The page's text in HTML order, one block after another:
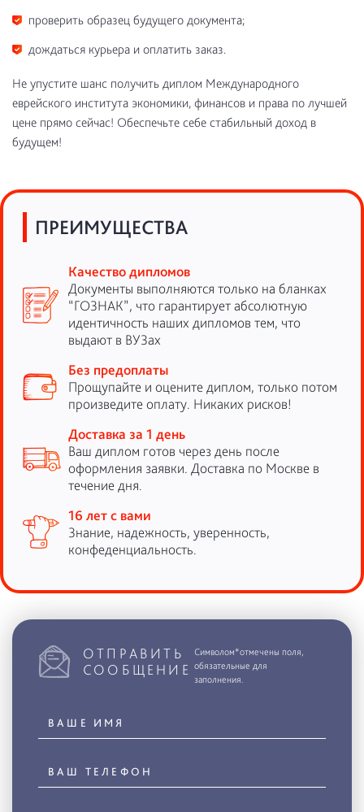
проверить образец будущего документа;
дождаться курьера и оплатить заказ.
Не упустите шанс получить диплом Международного
еврейского института экономики, финансов и права по лучшей
цене прямо сейчас! Обеспечьте себе стабильный доход в
будущем!
ПРЕИМУЩЕСТВА
Качество дипломов
Документы выполняются только на бланках
“ГОЗНАК”, что гарантирует абсолютную
идентичность наших дипломов тем, что
выдают в ВУЗах
Без предоплаты
Прощупайте и оцените диплом, только потом
произведите оплату. Никаких рисков!
Доставка за 1 день
Ваш диплом готов через день после
оформления заявки. Доставка по Москве в
течение дня.
16 лет с вами
Знание, надежность, уверенность,
конфеденциальность.
ОТПРАВИТЬ
СООБЩЕНИЕ
Символом*отмечены поля,
обязательные для
заполнения.